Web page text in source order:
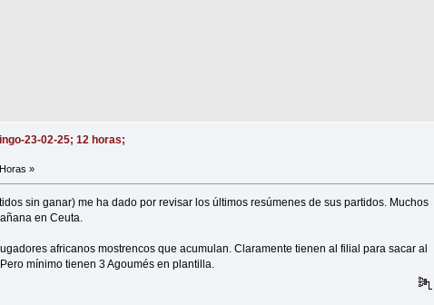
23-02-25; 12 horas;
»
sin ganar) me ha dado por revisar los últimos resúmenes de sus partidos. Muchos
en Ceuta.
africanos mostrencos que acumulan. Claramente tienen al filial para sacar al
mínimo tienen 3 Agoumés en plantilla.